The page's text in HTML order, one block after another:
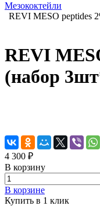
Мезококтейли
REVI MESO peptides
REVI
(набор
4 300 ₽
В корзину
В корзине
Купить в 1 клик